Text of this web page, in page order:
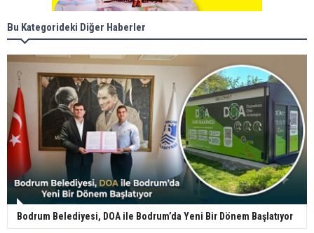
Bu Kategorideki Diğer Haberler
Bodrum Belediyesi, DOA ile Bodrum’da Yeni Bir Dönem Başlatıyor